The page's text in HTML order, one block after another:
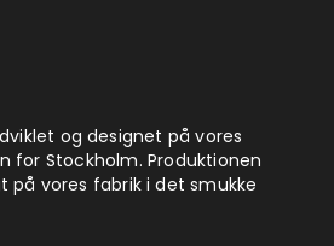
og designet på vores
for Stockholm. Produktionen
på vores fabrik i det smukke